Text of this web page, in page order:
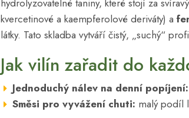
hydrolyzovatelné taniny, které stojí za
kvercetinové a kaempferolové deriváty) a
látky. Tato skladba vytváří čistý, „suchý“
Jak vilín zařadit do
Jednoduchý nálev na denní popíjení:
Směsi pro vyvážení chuti: malý podíl